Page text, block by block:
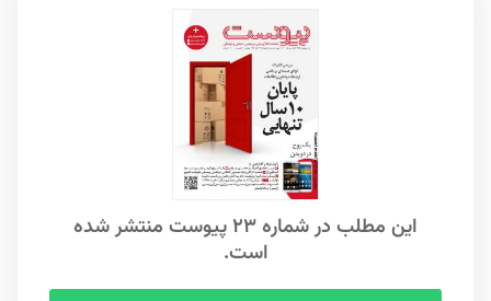
این مطلب در شماره ۲۳ پیوست منتشر شده
است.